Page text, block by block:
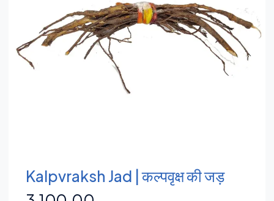
Kalpvraksh Jad | कल्पवृक्ष की जड़